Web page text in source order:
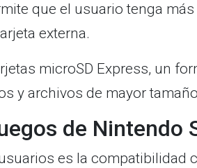
que el usuario tenga
externa.
microSD Express, un
y archivos de mayor
de Nintendo
es la compatibilidad